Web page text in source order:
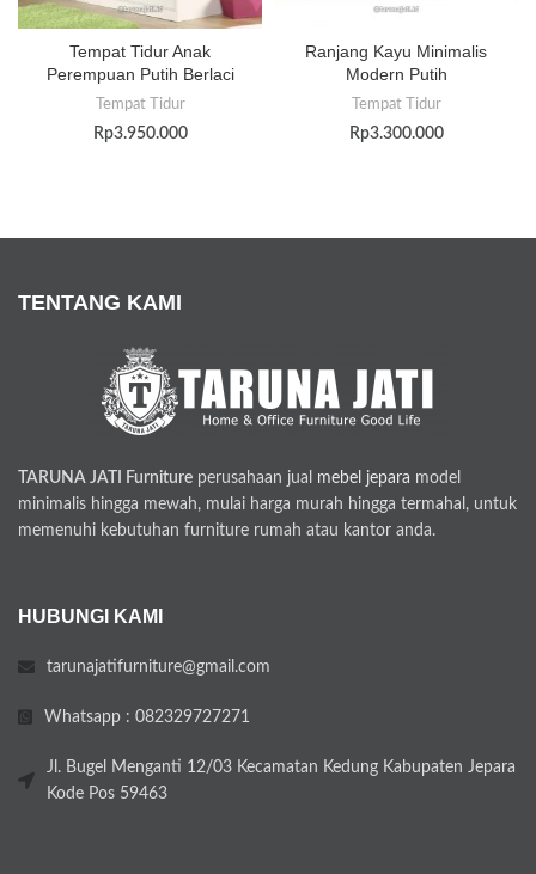
Tempat Tidur Anak
Perempuan Putih Berlaci
Tempat Tidur
Rp3.950.000
Ranjang Kayu Minimalis
Modern Putih
Tempat Tidur
Rp3.300.000
TENTANG KAMI
TARUNA JATI Furniture perusahaan jual mebel jepara model
minimalis hingga mewah, mulai harga murah hingga termahal, untuk
memenuhi kebutuhan furniture rumah atau kantor anda.
HUBUNGI KAMI
tarunajatifurniture@gmail.com
Whatsapp : 082329727271
Jl. Bugel Menganti 12/03 Kecamatan Kedung Kabupaten Jepara
Kode Pos 59463